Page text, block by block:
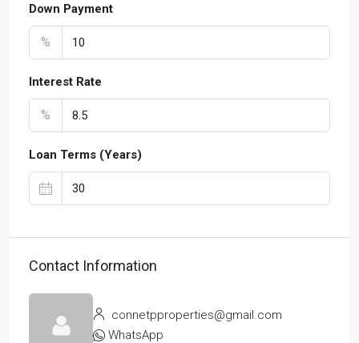
Down Payment
%
Interest Rate
%
Loan Terms (Years)
Contact Information
connetpproperties@gmail.com
WhatsApp